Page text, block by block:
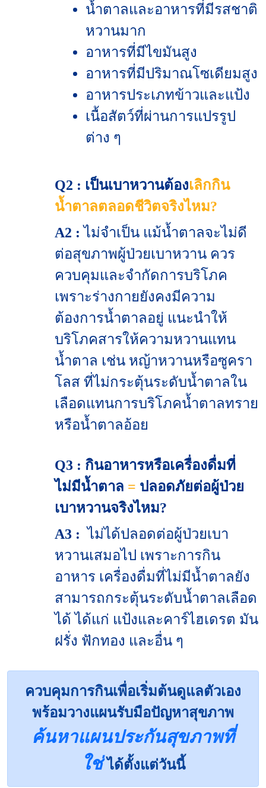
น้ำตาลและอาหารที่มีรสชาติ
หวานมาก
อาหารที่มีไขมันสูง
อาหารที่มีปริมาณโซเดียมสูง
อาหารประเภทข้าวและแป้ง
เนื้อสัตว์ที่ผ่านการแปรรูป
ต่าง ๆ
Q2 : เป็นเบาหวานต้องเลิกกิน
น้ำตาลตลอดชีวิตจริงไหม?
A2 : ไม่จำเป็น แม้น้ำตาลจะไม่ดี
ต่อสุขภาพผู้ป่วยเบาหวาน ควร
ควบคุมและจำกัดการบริโภค
เพราะร่างกายยังคงมีความ
ต้องการน้ำตาลอยู่ แนะนำให้
บริโภคสารให้ความหวานแทน
น้ำตาล เช่น หญ้าหวานหรือซูครา
โลส ที่ไม่กระตุ้นระดับน้ำตาลใน
เลือดแทนการบริโภคน้ำตาลทราย
หรือน้ำตาลอ้อย
Q3 : กินอาหารหรือเครื่องดื่มที่
ไม่มีน้ำตาล = ปลอดภัยต่อผู้ป่วย
เบาหวานจริงไหม?
A3 : ไม่ได้ปลอดต่อผู้ป่วยเบา
หวานเสมอไป เพราะการกิน
อาหาร เครื่องดื่มที่ไม่มีน้ำตาลยัง
สามารถกระตุ้นระดับน้ำตาลเลือด
ได้ ได้แก่ แป้งและคาร์ไฮเดรต มัน
ฝรั่ง ฟักทอง และอื่น ๆ
ควบคุมการกินเพื่อเริ่มต้นดูแลตัวเอง
พร้อมวางแผนรับมือปัญหาสุขภาพ
ค้นหาแผนประกันสุขภาพที่
ใช่ ได้ตั้งแต่วันนี้